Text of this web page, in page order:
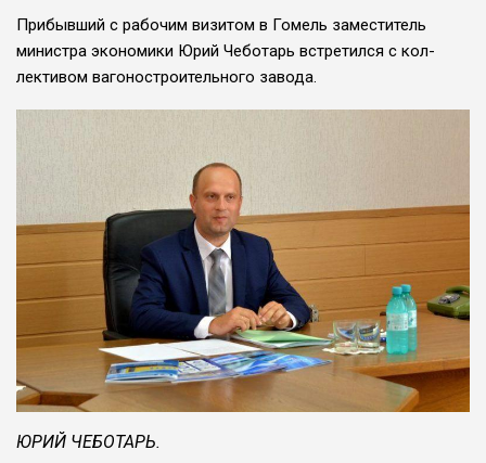
Прибывший с рабочим визитом в Гомель заместитель
министра эконо­мики Юрий Чеботарь встретился с кол­
лективом вагоностроительного завода.
ЮРИЙ ЧЕБОТАРЬ.